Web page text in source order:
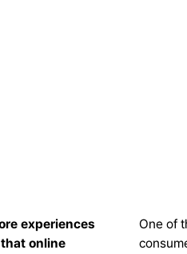
experiences
online
One of